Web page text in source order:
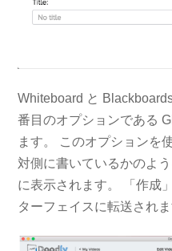
Whiteboard と
番目のオプションである
ます。 このオプションを
対側に書いているかのよ
に表示されます。 「作成
ターフェイスに転送されま